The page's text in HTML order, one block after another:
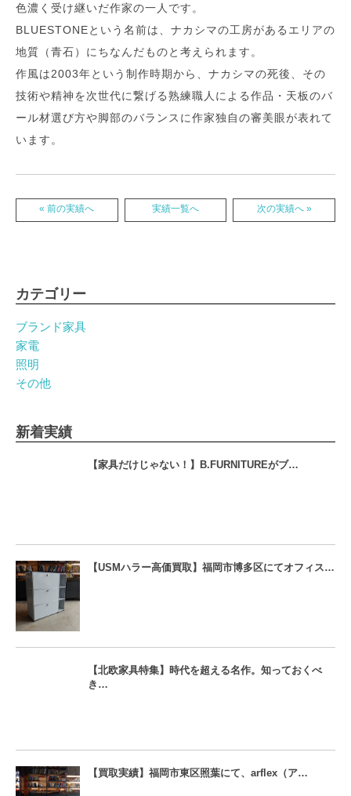
色濃く受け継いだ作家の一人です。
BLUESTONEという名前は、ナカシマの工房があるエリアの
地質（青石）にちなんだものと考えられます。
作風は2003年という制作時期から、ナカシマの死後、その
技術や精神を次世代に繋げる熟練職人による作品・天板のバ
ール材選び方や脚部のバランスに作家独自の審美眼が表れて
います。
実績一覧へ
« 前の実績へ 次の実績へ »
カテゴリー
ブランド家具
家電
照明
その他
新着実績
【家具だけじゃない！】B.FURNITUREがブ…
【USMハラー高価買取】福岡市博多区にてオフィス…
【北欧家具特集】時代を超える名作。知っておくべ
き…
【買取実績】福岡市東区照葉にて、arflex（ア…